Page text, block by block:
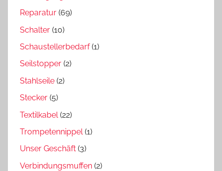
Reparatur (69)
Schalter (10)
Schaustellerbedarf(1)
Seilstopper (2)
Stahlseile (2)
Stecker (5)
Textilkabel (22)
Trompetennippel(1)
Unser Geschäft (3)
Verbindungsmuffen (2)